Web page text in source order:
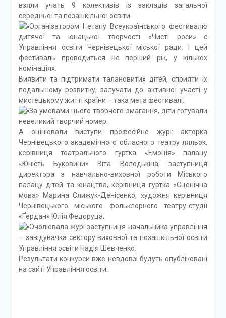
взяли учать 9 колективів із закладів загальної
середньої та позашкільної освіти.
Організатором І етапу Всеукраїнського фестивалю
дитячої та юнацької творчості «Чисті роси» є
Управління освіти Чернівецької міської ради. І цей
фестиваль проводиться не перший рік, у кількох
номінаціях.
Виявити та підтримати талановитих дітей, сприяти їх
подальшому розвитку, залучати до активної участі у
мистецькому житті країни – така мета фестивалі.
За умовами цього творчого змагання, діти готували
невеликий творчий номер.
А оцінювали виступи професійне журі: акторка
Чернівецького академічного обласного театру ляльок,
керівниця театрального гуртка «Емоція» палацу
«Юність Буковини» Віта Володькіна; заступниця
директора з навчально-виховної роботи Міського
палацу дітей та юнацтва, керівниця гуртка «Сценічна
мова» Марина Слижук-Денісенко, художня керівниця
Чернівецького міського фольклорного театру-студії
«Ґердан» Юлія Федоруца.
Очолювала журі заступниця начальника управління
– завідувачка сектору виховної та позашкільної освіти
Управління освіти Надія Шевченко.
Результати конкурси вже невдовзі будуть опубліковані
на сайті Управління освіти.